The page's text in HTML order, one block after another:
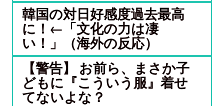
韓国の対日好感度過去最高
に！←「文化の力は凄
い！」（海外の反応）
【警告】 お前ら、まさか子
どもに『こういう服』着せ
てないよな？